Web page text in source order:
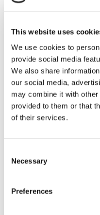
This website uses
We use cookies to
provide social media
We also share
our social media,
may combine it with
provided to them or that
of their services.
Selection
Necessary
Preferences
Sirius tar
nybygge
Lars ”Lasse”